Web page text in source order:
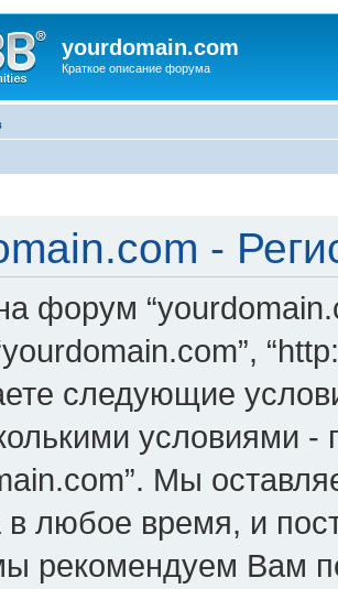
yourdomain.com
Краткое описание форума
-
форум
следующие
условиями
Мы
в любое время, и
рекомендуем Вам